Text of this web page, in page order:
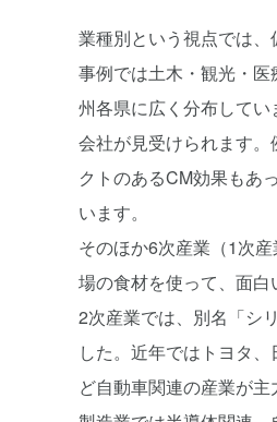
業種別という視点では
事例では土木・観光・
州各県に広く分布して
会社が見受けられます
クトのあるCM効果もあ
います。
そのほか6次産業（1次
場の食材を使って、面白
2次産業では、別名「シ
した。近年ではトヨタ
ど自動車関連の産業が主